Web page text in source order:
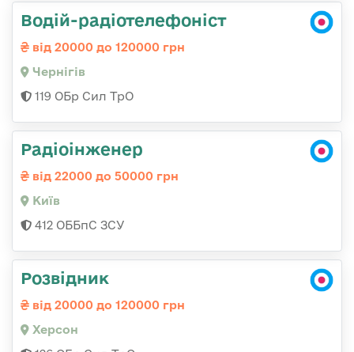
Водій-радіотелефоніст
від 20000 до 120000 грн
Чернігів
119 ОБр Сил ТрО
Радіоінженер
від 22000 до 50000 грн
Київ
412 ОББпС ЗСУ
Розвідник
від 20000 до 120000 грн
Херсон